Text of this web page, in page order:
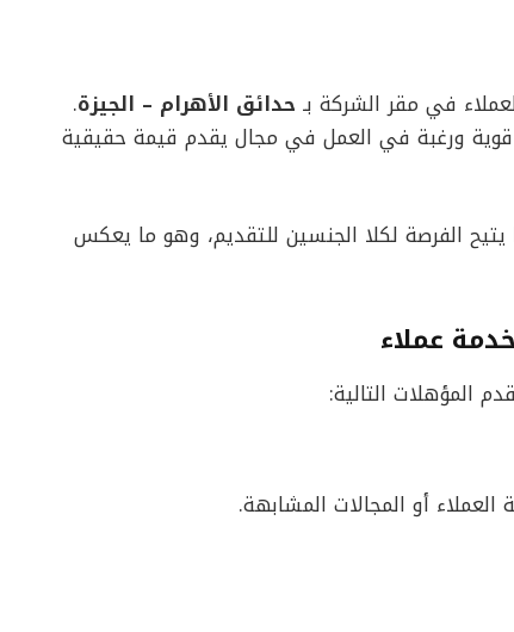
في مقر الشركة بـ حدائق الأهرام – الجيزة.
ورغبة في العمل في مجال يقدم قيمة حقيقية
يتيح الفرصة لكلا الجنسين للتقديم، وهو ما يعكس
عملاء
المؤهلات التالية: